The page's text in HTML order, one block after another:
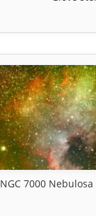
NGC 7000